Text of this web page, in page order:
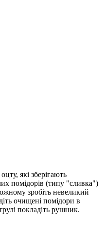
які зберігають
помідорів (типу "сливка")
зробіть невеликий
очищені помідори в
покладіть рушник.